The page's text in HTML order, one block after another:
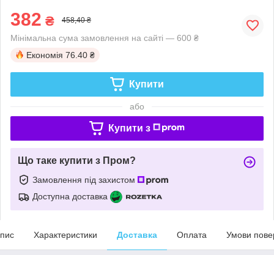
382 ₴ 458,40 ₴
Мінімальна сума замовлення на сайті — 600 ₴
Економія 76.40 ₴
Купити
або
Купити з
Що таке купити з Пром?
Замовлення під захистом
Доступна доставка
Характеристики Доставка Оплата Умови